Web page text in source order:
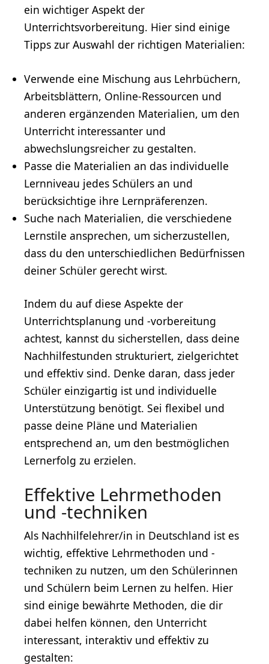
ein wichtiger Aspekt der
Unterrichtsvorbereitung. Hier sind einige
Tipps zur Auswahl der richtigen Materialien:
Verwende eine Mischung aus Lehrbüchern,
Arbeitsblättern, Online-Ressourcen und
anderen ergänzenden Materialien, um den
Unterricht interessanter und
abwechslungsreicher zu gestalten.
Passe die Materialien an das individuelle
Lernniveau jedes Schülers an und
berücksichtige ihre Lernpräferenzen.
Suche nach Materialien, die verschiedene
Lernstile ansprechen, um sicherzustellen,
dass du den unterschiedlichen Bedürfnissen
deiner Schüler gerecht wirst.
Indem du auf diese Aspekte der
Unterrichtsplanung und -vorbereitung
achtest, kannst du sicherstellen, dass deine
Nachhilfestunden strukturiert, zielgerichtet
und effektiv sind. Denke daran, dass jeder
Schüler einzigartig ist und individuelle
Unterstützung benötigt. Sei flexibel und
passe deine Pläne und Materialien
entsprechend an, um den bestmöglichen
Lernerfolg zu erzielen.
Effektive Lehrmethoden
und -techniken
Als Nachhilfelehrer/in in Deutschland ist es
wichtig, effektive Lehrmethoden und -
techniken zu nutzen, um den Schülerinnen
und Schülern beim Lernen zu helfen. Hier
sind einige bewährte Methoden, die dir
dabei helfen können, den Unterricht
interessant, interaktiv und effektiv zu
gestalten: